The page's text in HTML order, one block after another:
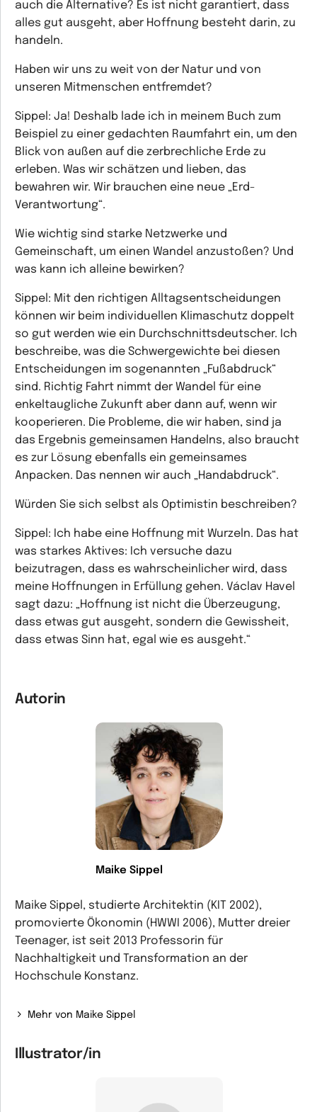
auch die Alternative? Es ist nicht garantiert, dass
alles gut ausgeht, aber Hoffnung besteht darin, zu
handeln.
Haben wir uns zu weit von der Natur und von
unseren Mitmenschen entfremdet?
Sippel: Ja! Deshalb lade ich in meinem Buch zum
Beispiel zu einer gedachten Raumfahrt ein, um den
Blick von außen auf die zerbrechliche Erde zu
erleben. Was wir schätzen und lieben, das
bewahren wir. Wir brauchen eine neue „Erd-
Verantwortung“.
Wie wichtig sind starke Netzwerke und
Gemeinschaft, um einen Wandel anzustoßen? Und
was kann ich alleine bewirken?
Sippel: Mit den richtigen Alltagsentscheidungen
können wir beim individuellen Klimaschutz doppelt
so gut werden wie ein Durchschnittsdeutscher. Ich
beschreibe, was die Schwergewichte bei diesen
Entscheidungen im sogenannten „Fußabdruck“
sind. Richtig Fahrt nimmt der Wandel für eine
enkeltaugliche Zukunft aber dann auf, wenn wir
kooperieren. Die Probleme, die wir haben, sind ja
das Ergebnis gemeinsamen Handelns, also braucht
es zur Lösung ebenfalls ein gemeinsames
Anpacken. Das nennen wir auch „Handabdruck“.
Würden Sie sich selbst als Optimistin beschreiben?
Sippel: Ich habe eine Hoffnung mit Wurzeln. Das hat
was starkes Aktives: Ich versuche dazu
beizutragen, dass es wahrscheinlicher wird, dass
meine Hoffnungen in Erfüllung gehen. Václav Havel
sagt dazu: „Hoffnung ist nicht die Überzeugung,
dass etwas gut ausgeht, sondern die Gewissheit,
dass etwas Sinn hat, egal wie es ausgeht.“
Autorin
Maike Sippel
Maike Sippel, studierte Architektin (KIT 2002),
promovierte Ökonomin (HWWI 2006), Mutter dreier
Teenager, ist seit 2013 Professorin für
Nachhaltigkeit und Transformation an der
Hochschule Konstanz.
Mehr von Maike Sippel
Illustrator/in